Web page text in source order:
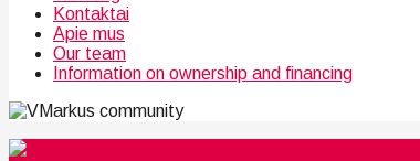
Kontaktai
Apie mus
Our team
Information on ownership and financing
community